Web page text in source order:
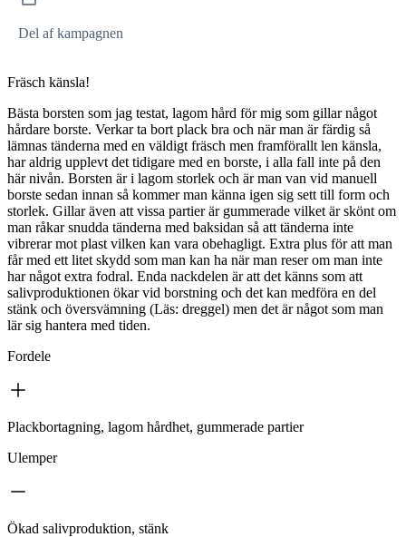
Del af kampagnen
Fräsch känsla!
Bästa borsten som jag testat, lagom hård för mig som gillar något
hårdare borste. Verkar ta bort plack bra och när man är färdig så
lämnas tänderna med en väldigt fräsch men framförallt len känsla,
har aldrig upplevt det tidigare med en borste, i alla fall inte på den
här nivån. Borsten är i lagom storlek och är man van vid manuell
borste sedan innan så kommer man känna igen sig sett till form och
storlek. Gillar även att vissa partier är gummerade vilket är skönt om
man råkar snudda tänderna med baksidan så att tänderna inte
vibrerar mot plast vilken kan vara obehagligt. Extra plus för att man
får med ett litet skydd som man kan ha när man reser om man inte
har något extra fodral. Enda nackdelen är att det känns som att
salivproduktionen ökar vid borstning och det kan medföra en del
stänk och översvämning (Läs: dreggel) men det är något som man
lär sig hantera med tiden.
Fordele
Plackbortagning, lagom hårdhet, gummerade partier
Ulemper
Ökad salivproduktion, stänk